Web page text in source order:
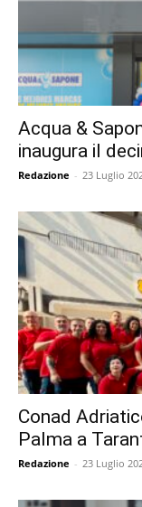
Acqua &
inaugura il
Redazione - 23 Luglio
Conad
Palma a
Redazione - 23 Luglio